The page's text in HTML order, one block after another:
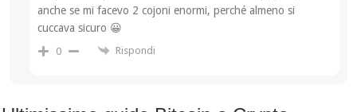
anche se mi facevo 2 cojoni enormi, perché almeno si
cuccava sicuro 😀
0 Rispondi